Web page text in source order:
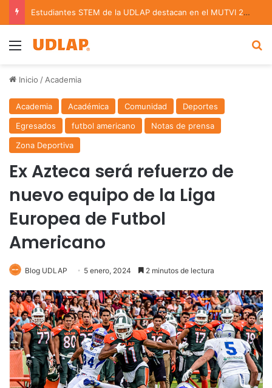
Estudiantes STEM de la UDLAP destacan en el MUTVI 2026
Menu
Inicio / Academia
Academia Académica Comunidad
Deportes
Egresados
futbol americano
Notas de prensa
Zona Deportiva
Ex Azteca será refuerzo de
nuevo equipo de la Liga
Europea de Futbol
Americano
Blog UDLAP 5 enero, 2024 2 minutos de lectura